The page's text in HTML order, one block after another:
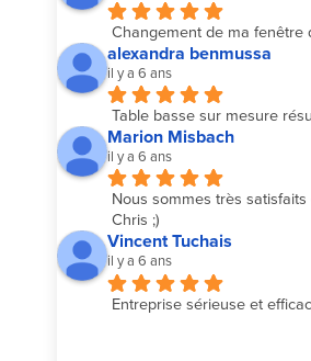
Changement de ma fenêtre
alexandra benmussa
il y a 6 ans
Table basse sur mesure
Marion Misbach
il y a 6 ans
Nous sommes très
Chris ;)
Vincent Tuchais
il y a 6 ans
Entreprise sérieuse et